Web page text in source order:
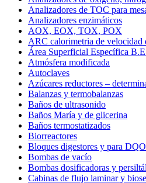
Analizadores de TOC para
Analizadores enzimáticos
AOX, EOX, TOX, POX
ARC calorimetria de velocidad
Área Superficial Específica
Atmósfera modificada
Autoclaves
Azúcares reductores –
Balanzas y termobalanzas
Baños de ultrasonido
Baños María y de glicerina
Baños termostatizados
Biorreactores
Bloques digestores y para DQO
Bombas de vacío
Bombas dosificadoras y
Cabinas de flujo laminar y